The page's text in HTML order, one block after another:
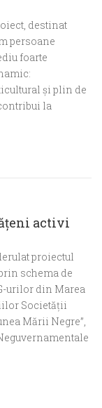
destinat
persoane
foarte
și plin de
la
activi
proiectul
schema de
urilor din Marea
Societății
Mării Negre”,